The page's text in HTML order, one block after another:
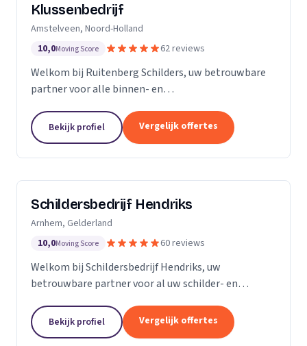
Klussenbedrijf
Amstelveen, Noord-Holland
10,0Moving Score 62 reviews
Welkom bij Ruitenberg Schilders, uw betrouwbare
partner voor alle binnen- en
een gevestigde naam in de provincie Noord-Holland,
met een bijzondere...
Bekijk profiel Vergelijk offertes
Schildersbedrijf Hendriks
Arnhem, Gelderland
10,0Moving Score 60 reviews
Welkom bij Schildersbedrijf Hendriks, uw
betrouwbare partner voor al uw schilder- en
de branche, onderscheiden we ons door onze
expertise en toewijding...
Bekijk profiel Vergelijk offertes